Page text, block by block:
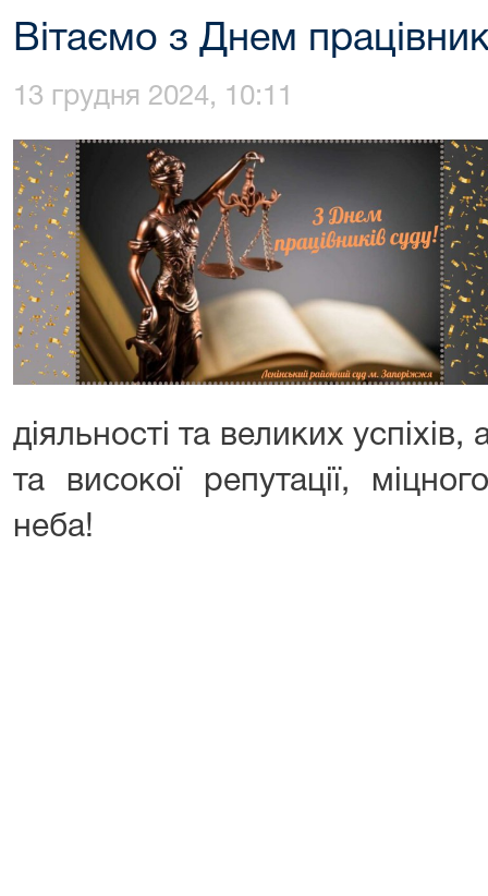
Вітаємо з Днем
13 грудня 2024, 10:11
діяльності та великих успіхів,
та високої репутації,
неба!